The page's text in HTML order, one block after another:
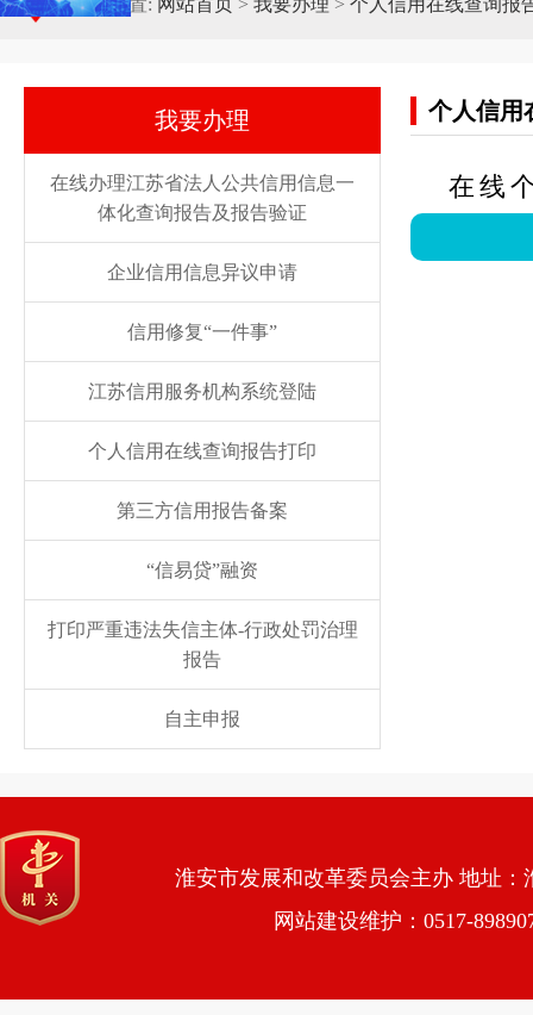
当前位置: 网站首页 > 我要办理 > 个人信用在线查询报
我要办理
在线办理江苏省法人公共信用信息一
体化查询报告及报告验证
企业信用信息异议申请
信用修复“一件事”
江苏信用服务机构系统登陆
个人信用在线查询报告打印
第三方信用报告备案
“信易贷”融资
打印严重违法失信主体-行政处罚治理
报告
自主申报
个人信用
在线
淮安市发展和改革委员会主办 地址：
网站建设维护：0517-